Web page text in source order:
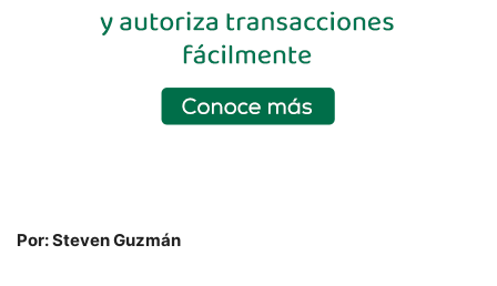
Por: Steven Guzmán